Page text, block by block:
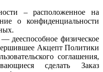
– расположенное на
о конфиденциальности
дееспособное физическое
Акцепт Политики
соглашения,
сделать Заказ